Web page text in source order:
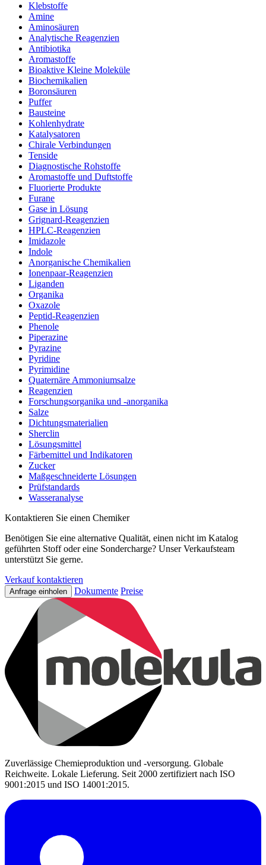
Klebstoffe
Amine
Aminosäuren
Analytische Reagenzien
Antibiotika
Aromastoffe
Bioaktive Kleine Moleküle
Biochemikalien
Boronsäuren
Puffer
Bausteine
Kohlenhydrate
Katalysatoren
Chirale Verbindungen
Tenside
Diagnostische Rohstoffe
Aromastoffe und Duftstoffe
Fluorierte Produkte
Furane
Gase in Lösung
Grignard-Reagenzien
HPLC-Reagenzien
Imidazole
Indole
Anorganische Chemikalien
Ionenpaar-Reagenzien
Liganden
Organika
Oxazole
Peptid-Reagenzien
Phenole
Piperazine
Pyrazine
Pyridine
Pyrimidine
Quaternäre Ammoniumsalze
Reagenzien
Forschungsorganika und -anorganika
Salze
Dichtungsmaterialien
Sherclin
Lösungsmittel
Färbemittel und Indikatoren
Zucker
Maßgeschneiderte Lösungen
Prüfstandards
Wasseranalyse
Kontaktieren Sie einen Chemiker
Benötigen Sie eine alternative Qualität, einen nicht im Katalog
geführten Stoff oder eine Sondercharge? Unser Verkaufsteam
unterstützt Sie gerne.
Verkauf kontaktieren
Anfrage einholen Dokumente Preise
Zuverlässige Chemieproduktion und -versorgung. Globale
Reichweite. Lokale Lieferung. Seit 2000 zertifiziert nach ISO
9001:2015 und ISO 14001:2015.